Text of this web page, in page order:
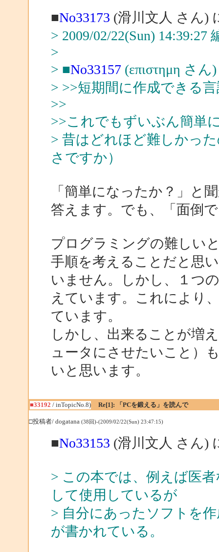
■No33173 (滑川文人 さん)
> 2009/02/22(Sun) 14:39:27
>
> ■No33157(επιστημη さん
> >>短期間に作成できる
>>
>>これでもずいぶん簡単
> 昔はどれほど難しかっ
さですか）
「簡単になったか？」と
答えます。でも、「面倒
プログラミングの難しい
手順を考えることだと思
いません。しかし、１つ
えています。これにより
ています。
しかし、出来ることが増
ュータにさせたいこと）
いと思います。
■33192 / inTopicNo.8) Re[1]: 「PCを鍛える」を読んで
□投稿者/ dogatana (38回)-(2009/02/22(Sun) 23:47:15)
■No33153 (滑川文人 さん)
> この本では、例えば医
して使用しているが
> 自分にあったソフトを
が書かれている。